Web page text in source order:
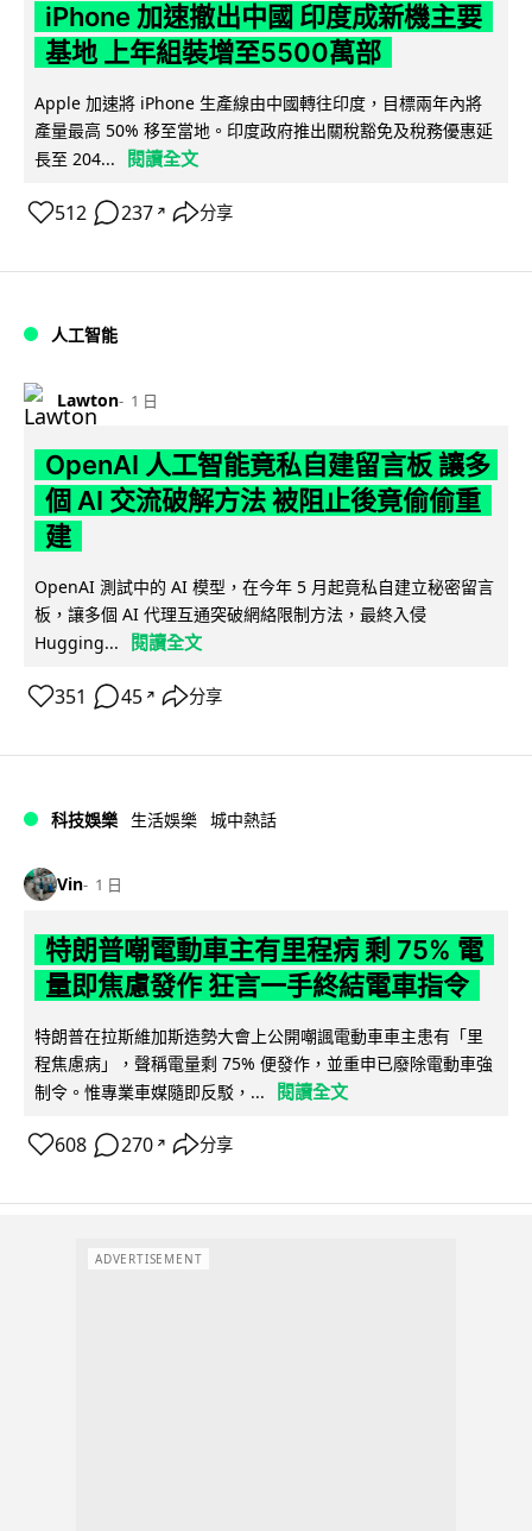
iPhone 加速撤出中國 印度成新機主要
基地 上年組裝增至5500萬部
Apple 加速將 iPhone 生產線由中國轉往印度，目標兩年內將
產量最高 50% 移至當地。印度政府推出關稅豁免及稅務優惠延
長至 204...
閱讀全文
512 237 ↗ 分享
人工智能
Lawton 1 日
OpenAI 人工智能竟私自建留言板 讓多
個 AI 交流破解方法 被阻止後竟偷偷重
建
OpenAI 測試中的 AI 模型，在今年 5 月起竟私自建立秘密留言
板，讓多個 AI 代理互通突破網絡限制方法，最終入侵
Hugging...
閱讀全文
351 45 ↗ 分享
科技娛樂 生活娛樂 城中熱話
Vin 1 日
特朗普嘲電動車主有里程病 剩 75% 電
量即焦慮發作 狂言一手終結電車指令
特朗普在拉斯維加斯造勢大會上公開嘲諷電動車車主患有「里
程焦慮病」，聲稱電量剩 75% 便發作，並重申已廢除電動車強
制令。惟專業車媒隨即反駁，...
閱讀全文
608 270 ↗ 分享
ADVERTISEMENT